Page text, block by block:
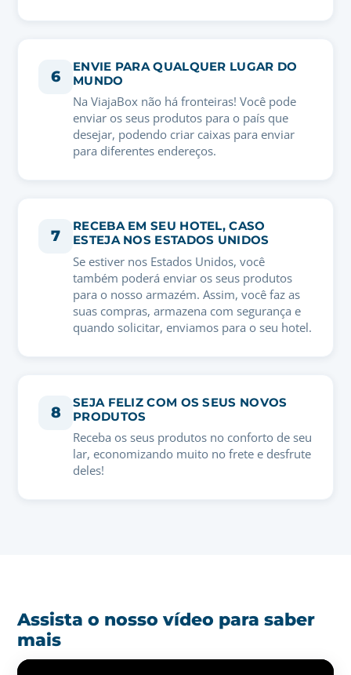
6
ENVIE PARA QUALQUER LUGAR DO
MUNDO
Na ViajaBox não há fronteiras! Você pode
enviar os seus produtos para o país que
desejar, podendo criar caixas para enviar
para diferentes endereços.
7
RECEBA EM SEU HOTEL, CASO
ESTEJA NOS ESTADOS UNIDOS
Se estiver nos Estados Unidos, você
também poderá enviar os seus produtos
para o nosso armazém. Assim, você faz as
suas compras, armazena com segurança e
quando solicitar, enviamos para o seu hotel.
8
SEJA FELIZ COM OS SEUS NOVOS
PRODUTOS
Receba os seus produtos no conforto de seu
lar, economizando muito no frete e desfrute
deles!
Assista o nosso vídeo para saber
mais